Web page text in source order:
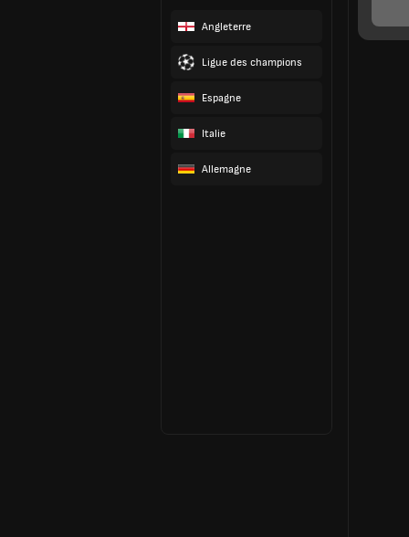
Angleterre
Ligue des champions
Espagne
Italie
Allemagne